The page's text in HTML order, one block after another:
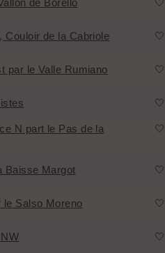
🤍
de Borello
🤍
Couloir de la Cabriole
🤍
par le Valle Rumiano
🤍
🤍
N part le Pas de la
🤍
Baisse Margot
🤍
Salso Moreno
🤍